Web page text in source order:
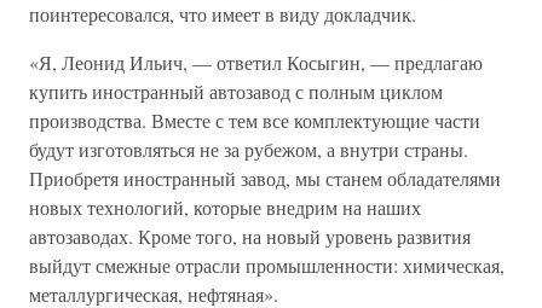
поинтересовался, что имеет в виду докладчик.
«Я, Леонид Ильич, — ответил Косыгин, — предлагаю
купить иностранный автозавод с полным циклом
производства. Вместе с тем все комплектующие части
будут изготовляться не за рубежом, а внутри страны.
Приобретя иностранный завод, мы станем обладателями
новых технологий, которые внедрим на наших
автозаводах. Кроме того, на новый уровень развития
выйдут смежные отрасли промышленности: химическая,
металлургическая, нефтяная».